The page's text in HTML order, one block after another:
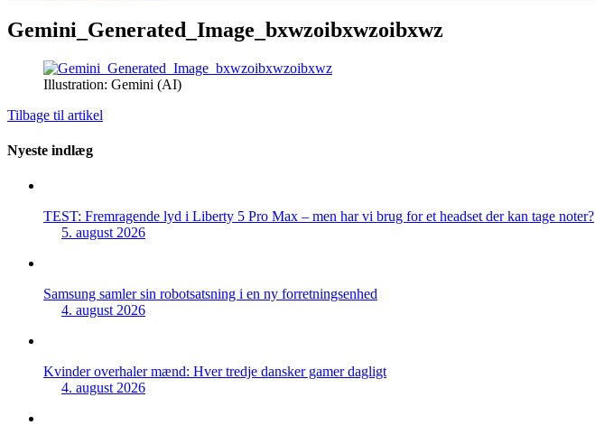
Gemini_Generated_Image_bxwzoibxwzoibxwz
Illustration: Gemini (AI)
Tilbage til artikel
Nyeste indlæg
TEST: Fremragende lyd i Liberty 5 Pro Max – men har vi brug for et headset der kan tage noter?
5. august 2026
Samsung samler sin robotsatsning i en ny forretningsenhed
4. august 2026
Kvinder overhaler mænd: Hver tredje dansker gamer dagligt
4. august 2026